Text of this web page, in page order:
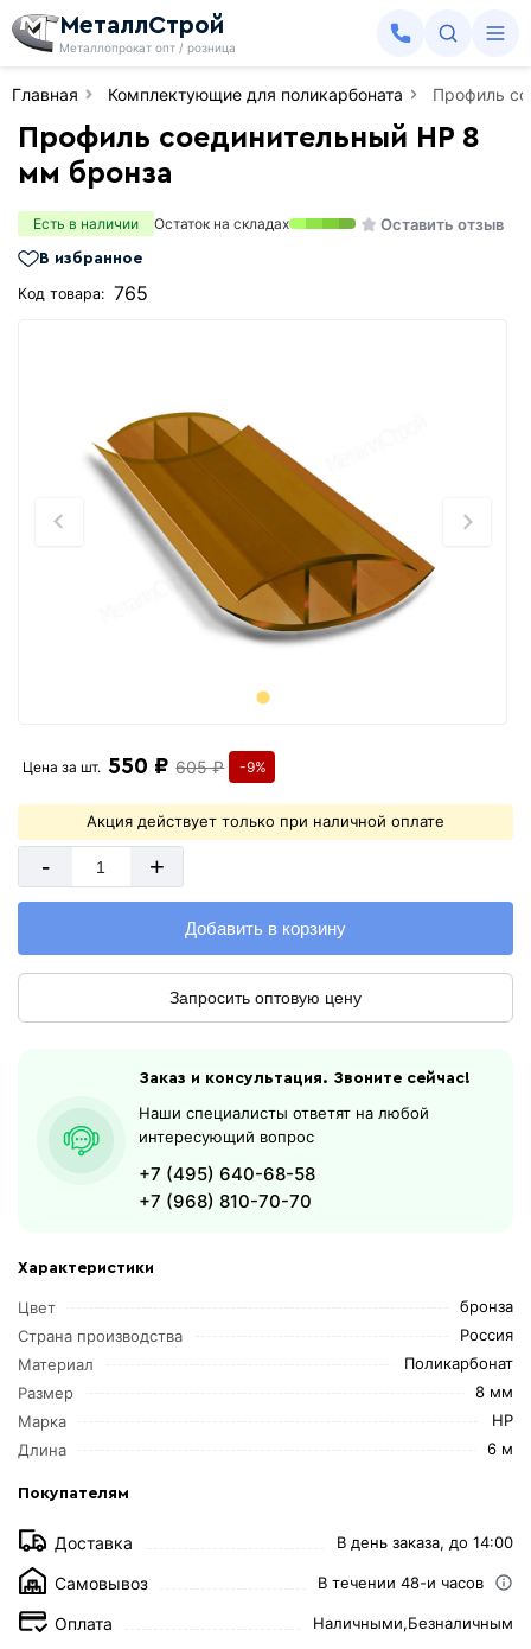
МеталлСтрой
Металлопрокат опт / розница
Главная Комплектующие для поликарбоната Профиль
Профиль соединительный HP 8
мм бронза
Есть в наличии Остаток на складах Оставить отзыв
В избранное
Код товара: 765
Характеристики
Цвет
бронза
Страна производства
Россия
Материал
Поликарбонат
Размер
8 мм
Марка
HP
Длина
6 м
Покупателям
Доставка В день заказа, до 14:00
Самовывоз В течении 48-и часов
Оплата Наличными,Безналичным
Цена за шт. 550 ₽ 605 ₽ -9%
Акция действует только при наличной оплате
- +
Добавить в корзину
Запросить оптовую цену
Заказ и консультация. Звоните сейчас!
Наши специалисты ответят на любой
интересующий вопрос
+7 (495) 640-68-58
+7 (968) 810-70-70